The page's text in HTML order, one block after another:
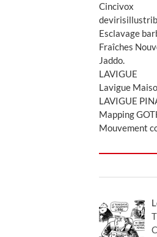
Cincivox
Esclavage
Fraîches
Jaddo.
LAVIGUE
Lavigue
LAVIGUE
Mapping
Mouvement